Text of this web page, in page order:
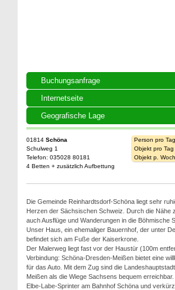
Buchungsanfrage
Internetseite
Geografische Lage
01814 Schöna
Schulweg 1
Telefon: 035028 80181
4 Betten + zusätzlich Aufbettung
Person pro
Objekt pro Tag
Objekt p.
Die Gemeinde Reinhardtsdorf-Schöna liegt sehr
Herzen der Sächsischen Schweiz. Durch die Nähe
auch Ausflüge und Wanderungen in die Böhmische
Unser Haus, ein ehemaliger Bauernhof, der unter
befindet sich am Fuße der Kaiserkrone.
Der Malerweg liegt fast vor der Haustür (100m
Verbindung: Schöna-Dresden-Meißen bietet eine
für das Auto. Mit dem Zug sind die
Meißen als die Wiege Sachsens bequem
Elbe-Labe-Sprinter am Bahnhof Schöna und